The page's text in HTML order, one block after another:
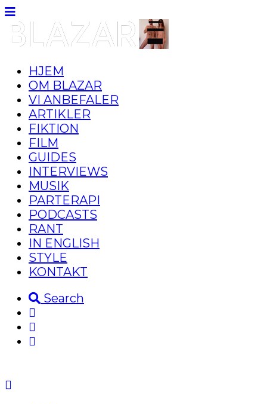
HJEM
OM BLAZAR
VI ANBEFALER
ARTIKLER
FIKTION
FILM
GUIDES
INTERVIEWS
MUSIK
PARTERAPI
PODCASTS
RANT
IN ENGLISH
STYLE
KONTAKT
Search